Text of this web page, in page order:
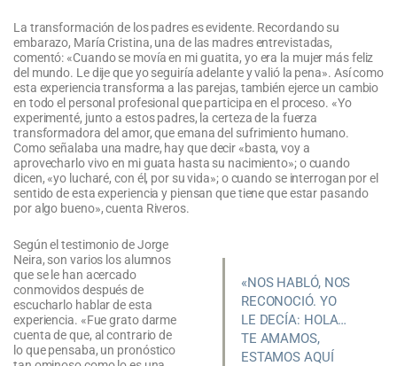
La transformación de los padres es evidente. Recordando su
embarazo, María Cristina, una de las madres entrevistadas,
comentó: «Cuando se movía en mi guatita, yo era la mujer más feliz
del mundo. Le dije que yo seguiría adelante y valió la pena». Así como
esta experiencia transforma a las parejas, también ejerce un cambio
en todo el personal profesional que participa en el proceso. «Yo
experimenté, junto a estos padres, la certeza de la fuerza
transformadora del amor, que emana del sufrimiento humano.
Como señalaba una madre, hay que decir «basta, voy a
aprovecharlo vivo en mi guata hasta su nacimiento»; o cuando
dicen, «yo lucharé, con él, por su vida»; o cuando se interrogan por el
sentido de esta experiencia y piensan que tiene que estar pasando
por algo bueno», cuenta Riveros.
«NOS HABLÓ, NOS
RECONOCIÓ. YO
LE DECÍA: HOLA…
TE AMAMOS,
ESTAMOS AQUÍ
Según el testimonio de Jorge
Neira, son varios los alumnos
que se le han acercado
conmovidos después de
escucharlo hablar de esta
experiencia. «Fue grato darme
cuenta de que, al contrario de
lo que pensaba, un pronóstico